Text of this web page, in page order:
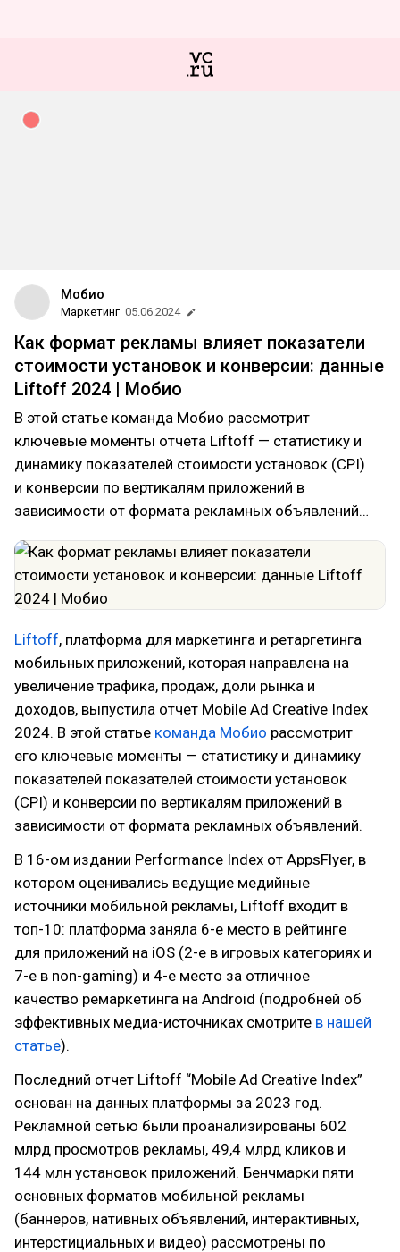
Мобио
Маркетинг 05.06.2024
Как формат рекламы влияет показатели
стоимости установок и конверсии: данные
Liftoff 2024 | Мобио
В этой статье команда Мобио рассмотрит
ключевые моменты отчета Liftoff — статистику и
динамику показателей стоимости установок (CPI)
и конверсии по вертикалям приложений в
зависимости от формата рекламных объявлений…
Liftoff, платформа для маркетинга и ретаргетинга
мобильных приложений, которая направлена на
увеличение трафика, продаж, доли рынка и
доходов, выпустила отчет Mobile Ad Creative Index
2024. В этой статье команда Мобио рассмотрит
его ключевые моменты — статистику и динамику
показателей показателей стоимости установок
(CPI) и конверсии по вертикалям приложений в
зависимости от формата рекламных объявлений.
В 16-ом издании Performance Index от AppsFlyer, в
котором оценивались ведущие медийные
источники мобильной рекламы, Liftoff входит в
топ-10: платформа заняла 6-е место в рейтинге
для приложений на iOS (2-е в игровых категориях и
7-е в non-gaming) и 4-е место за отличное
качество ремаркетинга на Android (подробней об
эффективных медиа-источниках смотрите в нашей
статье).
Последний отчет Liftoff “Mobile Ad Creative Index”
основан на данных платформы за 2023 год.
Рекламной сетью были проанализированы 602
млрд просмотров рекламы, 49,4 млрд кликов и
144 млн установок приложений. Бенчмарки пяти
основных форматов мобильной рекламы
(баннеров, нативных объявлений, интерактивных,
интерстициальных и видео) рассмотрены по